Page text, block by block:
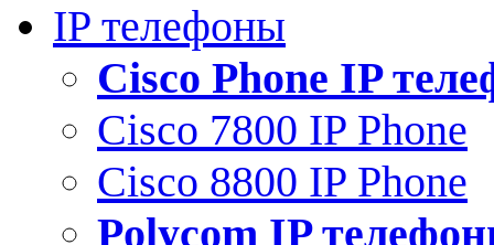
IP телефоны
Сisco Phone IP
Cisco 7800 IP Phone
Cisco 8800 IP Phone
Polycom IP